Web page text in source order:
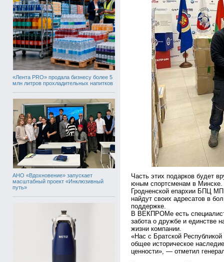
«Лента PRO» продала бизнесу более 5
млн литров прохладительных напитков
АНО «Вдохновение» запускает
масштабный проект «Инклюзивный
путь»
Часть этих подарков будет
юным спортсменам в Минске.
Гродненской епархии БПЦ МП
найдут своих адресатов в
поддержке.
В ВЕКПРОМе есть
забота о дружбе и единстве
жизни компании.
«Нас с Братской
общее историческое
ценности», — отметил